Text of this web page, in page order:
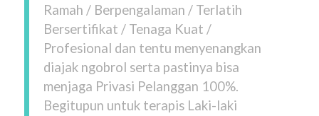
Ramah / Berpengalaman / Terlatih
Bersertifikat / Tenaga Kuat /
Profesional dan tentu menyenangkan
diajak ngobrol serta pastinya bisa
menjaga Privasi Pelanggan 100%.
Begitupun untuk terapis Laki-laki